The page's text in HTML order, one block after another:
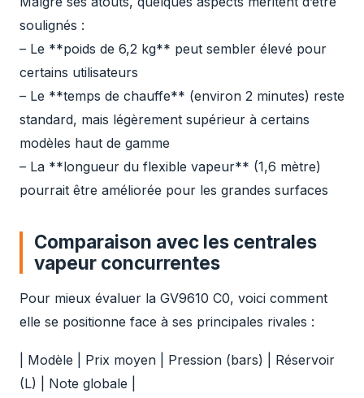
soulignés :
– Le **poids de 6,2 kg** peut sembler élevé pour
certains utilisateurs
– Le **temps de chauffe** (environ 2 minutes) reste
standard, mais légèrement supérieur à certains
modèles haut de gamme
– La **longueur du flexible vapeur** (1,6 mètre)
pourrait être améliorée pour les grandes surfaces
Comparaison avec les centrales
vapeur concurrentes
Pour mieux évaluer la GV9610 C0, voici comment
elle se positionne face à ses principales rivales :
| Modèle | Prix moyen | Pression (bars) | Réservoir
(L) | Note globale |